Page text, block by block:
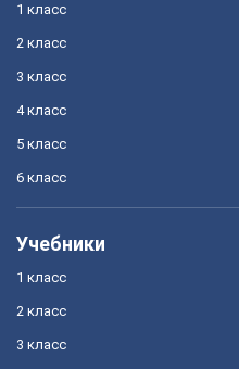
1 класс
2 класс
3 класс
4 класс
5 класс
6 класс
Учебники
1 класс
2 класс
3 класс